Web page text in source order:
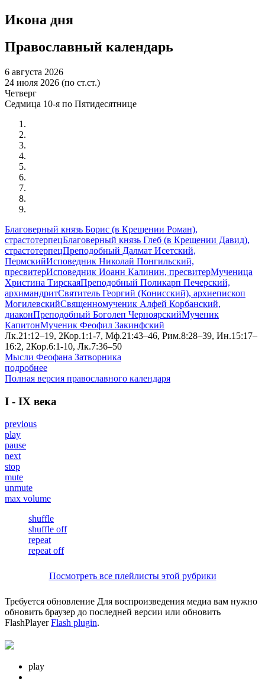
Икона дня
Православный календарь
6 августа 2026
24 июля 2026 (по ст.ст.)
Четверг
Седмица 10-я по Пятидесятнице
Благоверный князь Борис (в Крещении Роман),
страстотерпецБлаговерный князь Глеб (в Крещении Давид),
страстотерпецПреподобный Далмат Исетский,
ПермскийИсповедник Николай Понгильский,
пресвитерИсповедник Иоанн Калинин, пресвитерМученица
Христина ТирскаяПреподобный Поликарп Печерский,
архимандритСвятитель Георгий (Конисский), архиепископ
МогилевскийСвященномученик Алфей Корбанский,
диаконПреподобный Боголеп ЧерноярскийМученик
КапитонМученик Феофил Закинфский
Лк.21:12–19, 2Кор.1:1-7, Мф.21:43–46, Рим.8:28–39, Ин.15:17–
16:2, 2Кор.6:1-10, Лк.7:36–50
Мысли Феофана Затворника
подробнее
Полная версия православного календаря
I - IX века
previous
play
pause
next
stop
mute
unmute
max volume
shuffle
shuffle off
repeat
repeat off
Посмотреть все плейлисты этой рубрики
Требуется обновление Для воспроизведения медиа вам нужно
обновить браузер до последней версии или обновить
FlashPlayerFlash plugin.
play